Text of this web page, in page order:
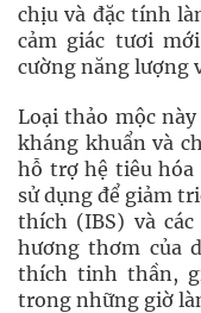
chịu và đặc tính
cảm giác tươi
cường năng lượng
Loại thảo mộc
kháng khuẩn và
hỗ trợ hệ tiêu hóa
sử dụng để giảm
thích (IBS) và
hương thơm của
thích tinh thần,
trong những giờ